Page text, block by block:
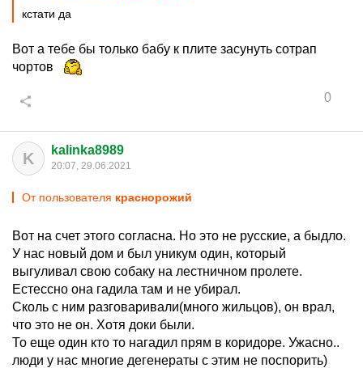
кстати да
Вот а тебе бы только бабу к плите засунуть сотрап
чортов
0
K kalinka8989
20:07, 29.06.2021
От пользователя краснорожий
Вот на счет этого согласна. Но это не русские, а быдло.
У нас новый дом и был уникум один, который
выгуливал свою собаку на лестничном пролете.
Естессно она гадила там и не убирал.
Сколь с ним разговаривали(много жильцов), он врал,
что это не он. Хотя доки были.
То еще один кто то нагадил прям в коридоре. Ужасно..
люди у нас многие дегенераты с этим не поспорить)